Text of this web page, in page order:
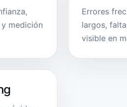
medición
Errores
largos,
visible en